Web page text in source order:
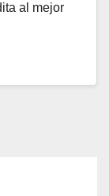
al mejor